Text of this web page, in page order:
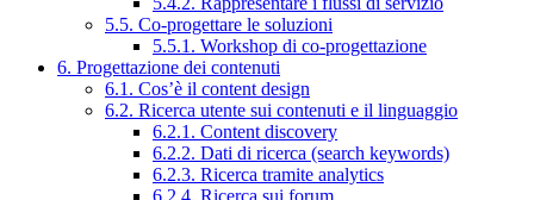
5.5. Co-progettare le soluzioni
5.5.1. Workshop di co-progettazione
6. Progettazione dei contenuti
6.1. Cos’è il content design
6.2. Ricerca utente sui contenuti e il linguaggio
6.2.1. Content discovery
6.2.2. Dati di ricerca (search keywords)
6.2.3. Ricerca tramite analytics
6.2.4. Ricerca sui forum